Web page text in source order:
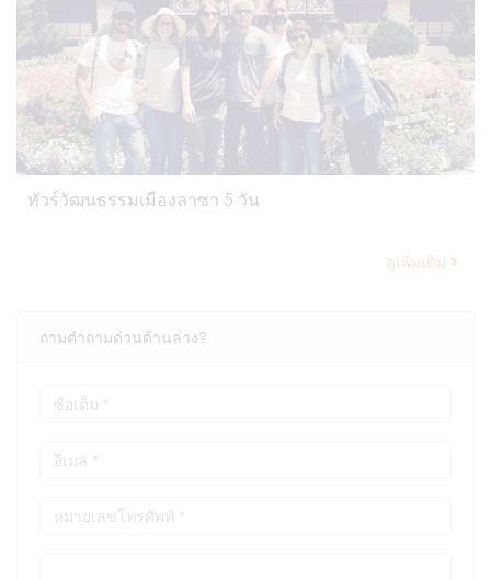
ทัวร์วัฒนธรรมเมืองลาซา 5 วัน
ดูเพิ่มเติม
ถามคำถามด่วนด้านล่าง?